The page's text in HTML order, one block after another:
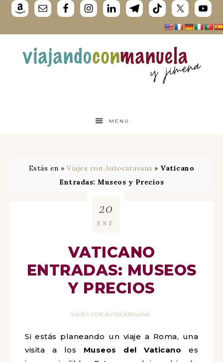
MENU
Estás en »Viajes con Autocaravana » Vaticano
Entradas: Museos y Precios
VATICANO
ENTRADAS: MUSEOS
Y PRECIOS
VIAJES CON AUTOCARAVANA
20
ENE
Si estás planeando un viaje a Roma, una
visita a los Museos del Vaticano es